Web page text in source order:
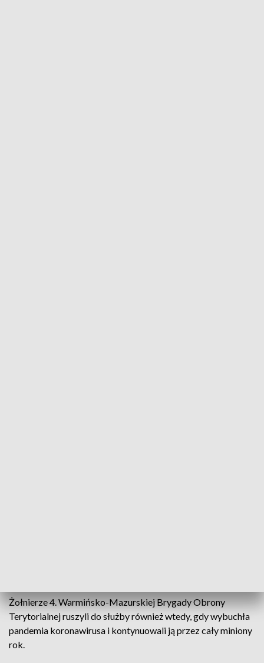
Żołnierze 4. Warmińsko-Mazurskiej Brygady Obrony
Terytorialnej ruszyli do służby również wtedy, gdy wybuchła
pandemia koronawirusa i kontynuowali ją przez cały miniony
rok.